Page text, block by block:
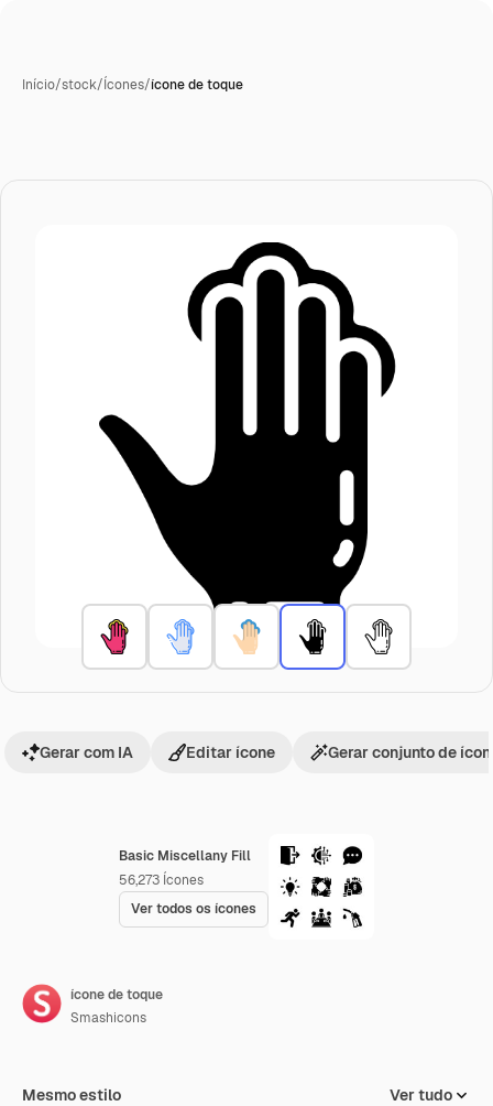
Início/stock/Ícones/ícone de toque
Basic Miscellany Fill
56,273 Ícones
Ver todos os ícones
Gerar com IA Editar ícone Gerar conjunto de
ícone de toque
Smashicons
Mesmo estilo Ver tudo